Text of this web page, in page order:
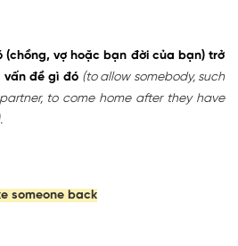
(chồng, vợ hoặc bạn đời của bạn) trở
vấn đề gì đó (to allow somebody, such
to come home after they have
someone back